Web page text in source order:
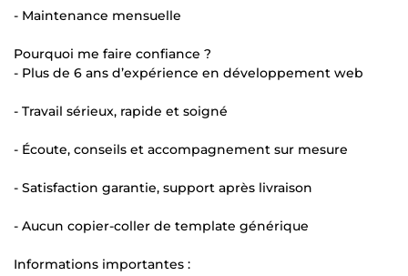
- Maintenance mensuelle
Pourquoi me faire confiance ?
- Plus de 6 ans d’expérience en développement web
- Travail sérieux, rapide et soigné
- Écoute, conseils et accompagnement sur mesure
- Satisfaction garantie, support après livraison
- Aucun copier-coller de template générique
Informations importantes :